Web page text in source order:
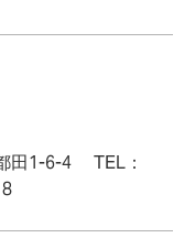
田1-6-4 TEL：